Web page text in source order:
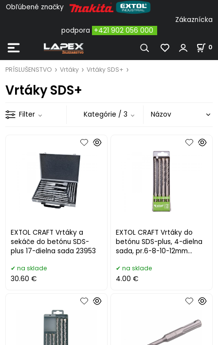
Obľúbené značky
Zákaznícka
podpora +421 902 056 000
0
PRÍSLUŠENSTVO Vrtáky Vrtáky SDS+
Vrtáky SDS+
Filter Kategórie / 3
EXTOL CRAFT Vrtáky a
sekáče do betónu SDS-
plus 17-dielna sada 23953
na sklade
30.60 €
EXTOL CRAFT Vrtáky do
betónu SDS-plus, 4-dielna
sada, pr.6-8-10-12mm
na sklade
4.00 €